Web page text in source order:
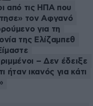
από τις ΗΠΑ που
τον Αφγανό
για τη
της Ελίζαμπεθ
– Δεν έδειξε
ήταν ικανός για κάτι